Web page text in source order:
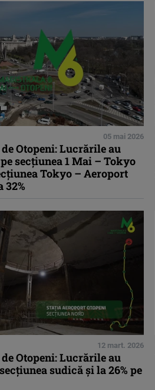
05 mai 2026
Otopeni: Lucrările au
secțiunea 1 Mai – Tokyo
Tokyo – Aeroport
32%
12 mart. 2026
Otopeni: Lucrările au
sudică și la 26% pe